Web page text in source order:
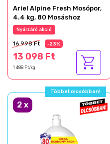
Ariel Alpine Fresh Mosópor,
4.4 kg, 80 Mosáshoz
Nyárzáró akció
16 998 Ft -23%
13 098 Ft
1 488 Ft/kg
Többet olcsóbban!
2 x